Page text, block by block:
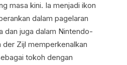
masa kini. Ia menjadi ikon
dalam pagelaran
dan juga dalam Nintendo-
Zijl memperkenalkan
tokoh dengan